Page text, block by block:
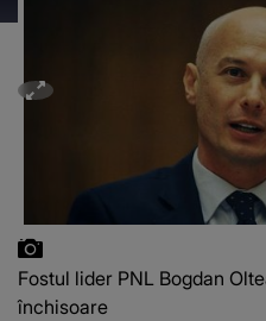
Fostul lider PNL Bogdan
închisoare